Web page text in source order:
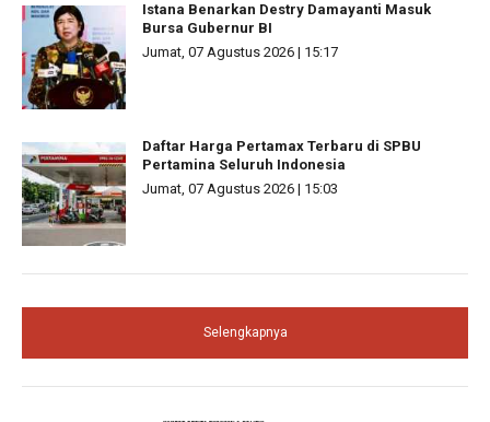
Istana Benarkan Destry Damayanti Masuk
Bursa Gubernur BI
Jumat, 07 Agustus 2026 | 15:17
Daftar Harga Pertamax Terbaru di SPBU
Pertamina Seluruh Indonesia
Jumat, 07 Agustus 2026 | 15:03
Selengkapnya